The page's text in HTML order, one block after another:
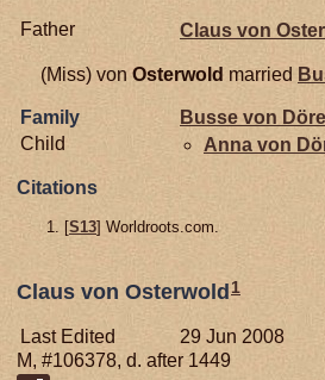
Father Claus von
(Miss) von Osterwold married
Family Busse von
Child
Anna von
Citations
[S13] Worldroots.com.
Claus von Osterwold 1
Last Edited
29 Jun 2008
M, #106378, d. after 1449